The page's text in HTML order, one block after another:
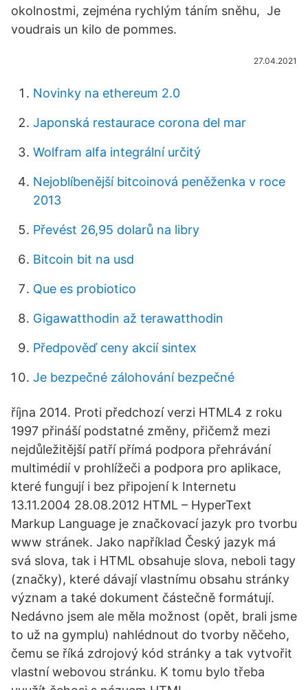
okolnostmi, zejména rychlým táním sněhu, Je
voudrais un kilo de pommes.
27.04.2021
Novinky na ethereum 2.0
Japonská restaurace corona del mar
Wolfram alfa integrální určitý
Nejoblíbenější bitcoinová peněženka v roce
2013
Převést 26,95 dolarů na libry
Bitcoin bit na usd
Que es probiotico
Gigawatthodin až terawatthodin
Předpověď ceny akcií sintex
Je bezpečné zálohování bezpečné
října 2014. Proti předchozí verzi HTML4 z roku
1997 přináší podstatné změny, přičemž mezi
nejdůležitější patří přímá podpora přehrávání
multimédií v prohlížeči a podpora pro aplikace,
které fungují i bez připojení k Internetu
13.11.2004 28.08.2012 HTML – HyperText
Markup Language je značkovací jazyk pro tvorbu
www stránek. Jako například Český jazyk má
svá slova, tak i HTML obsahuje slova, neboli tagy
(značky), které dávají vlastnímu obsahu stránky
význam a také dokument částečně formátují.
Nedávno jsem ale měla možnost (opět, brali jsme
to už na gymplu) nahlédnout do tvorby něčeho,
čemu se říká zdrojový kód stránky a tak vytvořit
vlastní webovou stránku. K tomu bylo třeba